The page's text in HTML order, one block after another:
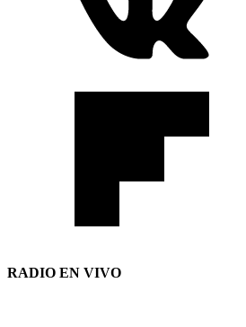
RADIO EN VIVO